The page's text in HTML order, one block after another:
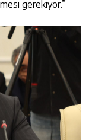
gerekiyor.”